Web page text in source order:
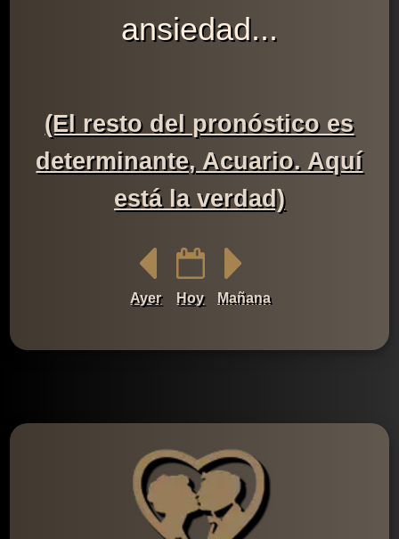
ansiedad...
(El resto del pronóstico es
determinante, Acuario. Aquí
está la verdad)
Ayer Hoy Mañana